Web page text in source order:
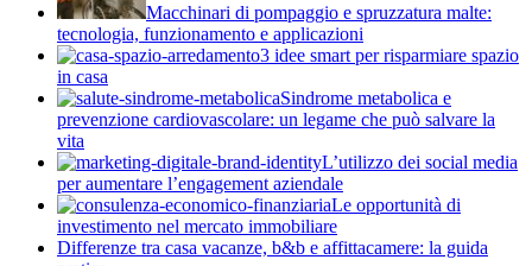
Macchinari di pompaggio e spruzzatura malte:
tecnologia, funzionamento e applicazioni
3 idee smart per risparmiare spazio
in casa
Sindrome metabolica e
prevenzione cardiovascolare: un legame che può salvare la
vita
L’utilizzo dei social media
per aumentare l’engagement aziendale
Le opportunità di
investimento nel mercato immobiliare
Differenze tra casa vacanze, b&b e affittacamere: la guida